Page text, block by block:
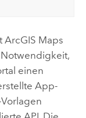
ArcGIS Maps
einen
App-